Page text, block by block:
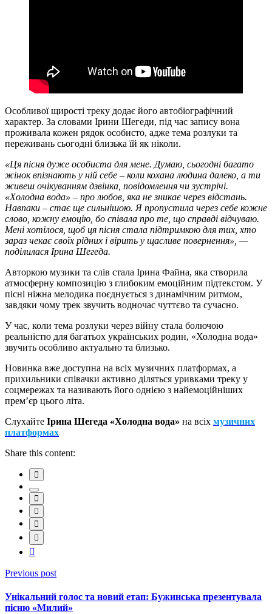
Особливої щирості треку додає його автобіографічний
характер. За словами Ірини Шегеди, під час запису вона
проживала кожен рядок особисто, адже тема розлуки та
переживань сьогодні близька їй як ніколи.
«Ця пісня дуже особиста для мене. Думаю, сьогодні багато
жінок впізнають у ній себе – коли кохана людина далеко, а ти
живеш очікуванням дзвінка, повідомлення чи зустрічі.
«Холодна вода» – про любов, яка не зникає через відстань.
Навпаки – стає ще сильнішою. Я пропустила через себе кожне
слово, кожну емоцію, бо співала про те, що справді відчуваю.
Мені хотілося, щоб ця пісня стала підтримкою для тих, хто
зараз чекає своїх рідних і вірить у щасливе повернення», —
поділилася Ірина Шегеда.
Авторкою музики та слів стала Ірина Файна, яка створила
атмосферну композицію з глибоким емоційним підтекстом. У
пісні ніжна мелодика поєднується з динамічним ритмом,
завдяки чому трек звучить водночас чуттєво та сучасно.
У час, коли тема розлуки через війну стала болючою
реальністю для багатьох українських родин, «Холодна вода»
звучить особливо актуально та близько.
Новинка вже доступна на всіх музичних платформах, а
прихильники співачки активно діляться уривками треку у
соцмережах та називають його однією з найемоційніших
прем’єр цього літа.
Слухайте Ірина Шегеда «Холодна вода» на всіх музичних
платформах
Share this content:
Previous post
Унікальний голос та новий етап: Бужинська презентувала
пісню «Милий»